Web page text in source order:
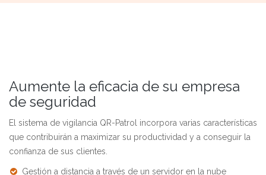
Aumente la eficacia de su empresa
de seguridad
El sistema de vigilancia QR-Patrol incorpora varias características
que contribuirán a maximizar su productividad y a conseguir la
confianza de sus clientes.
Gestión a distancia a través de un servidor en la nube